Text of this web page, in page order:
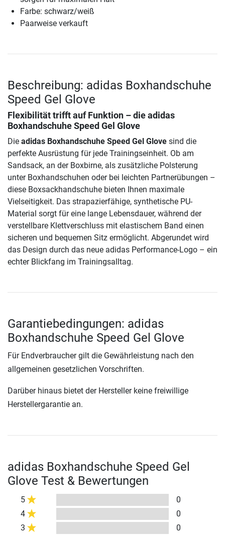
Farbe: schwarz/weiß
Paarweise verkauft
Beschreibung: adidas Boxhandschuhe
Speed Gel Glove
Flexibilität trifft auf Funktion – die adidas
Boxhandschuhe Speed Gel Glove
Die adidas Boxhandschuhe Speed Gel Glove sind die
perfekte Ausrüstung für jede Trainingseinheit. Ob am
Sandsack, an der Boxbirne, als zusätzliche Polsterung
unter Boxhandschuhen oder bei leichten Partnerübungen –
diese Boxsackhandschuhe bieten Ihnen maximale
Vielseitigkeit. Das strapazierfähige, synthetische PU-
Material sorgt für eine lange Lebensdauer, während der
verstellbare Klettverschluss mit elastischem Band einen
sicheren und bequemen Sitz ermöglicht. Abgerundet wird
das Design durch das neue adidas Performance-Logo – ein
echter Blickfang im Trainingsalltag.
Garantiebedingungen: adidas
Boxhandschuhe Speed Gel Glove
Für Endverbraucher gilt die Gewährleistung nach den
allgemeinen gesetzlichen Vorschriften.
Darüber hinaus bietet der Hersteller keine freiwillige
Herstellergarantie an.
adidas Boxhandschuhe Speed Gel
Glove Test & Bewertungen
5
0
4
0
3
0